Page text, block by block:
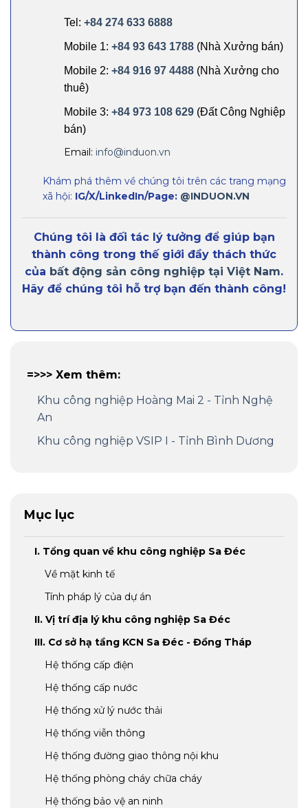
Tel: +84 274 633 6888
Mobile 1: +84 93 643 1788 (Nhà Xưởng bán)
Mobile 2: +84 916 97 4488 (Nhà Xưởng cho
thuê)
Mobile 3: +84 973 108 629 (Đất Công Nghiệp
bán)
Email: info@induon.vn
Khám phá thêm về chúng tôi trên các trang mạng
xã hội: IG/X/LinkedIn/Page: @INDUON.VN
Chúng tôi là đối tác lý tưởng để giúp bạn
thành công trong thế giới đầy thách thức
của bất động sản công nghiệp tại Việt Nam.
Hãy để chúng tôi hỗ trợ bạn đến thành công!
=>>> Xem thêm:
Khu công nghiệp Hoàng Mai 2 - Tỉnh Nghệ
An
Khu công nghiệp VSIP I - Tỉnh Bình Dương
Mục lục
I. Tổng quan về khu công nghiệp Sa Đéc
Về mặt kinh tế
Tính pháp lý của dự án
II. Vị trí địa lý khu công nghiệp Sa Đéc
III. Cơ sở hạ tầng KCN Sa Đéc - Đồng Tháp
Hệ thống cấp điện
Hệ thống cấp nước
Hệ thống xử lý nước thải
Hệ thống viễn thông
Hệ thống đường giao thông nội khu
Hệ thống phòng cháy chữa cháy
Hệ thống bảo vệ an ninh